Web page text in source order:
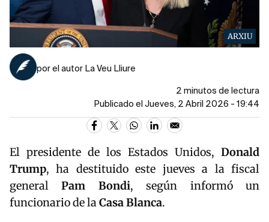
ARXIU
por el autor La Veu Lliure
2 minutos de lectura
Publicado el Jueves, 2 Abril 2026 - 19:44
El presidente de los Estados Unidos, Donald
Trump, ha destituido este jueves a la fiscal
generalPam Bondi, según informó un
funcionario de laCasa Blanca.